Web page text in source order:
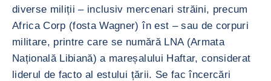
diverse miliții – inclusiv mercenari străini, precum
Africa Corp (fosta Wagner) în est – sau de corpuri
militare, printre care se numără LNA (Armata
Națională Libiană) a mareșalului Haftar, considerat
liderul de facto al estului țării. Se fac încercări